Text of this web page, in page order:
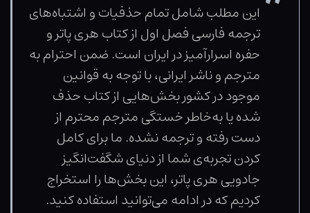
این مطلب شامل تمام حذفیات و اشتباه‌های
ترجمه فارسی فصل اول از کتاب هری پاتر و
حفره اسرارآمیز در ایران است. ضمن احترام به
مترجم و ناشر ایرانی، با توجه به قوانین
موجود در کشور بخش‌هایی از کتاب حذف
شده یا به‌خاطر خستگی مترجم محترم از
دست رفته و ترجمه نشده. ما برای کامل
کردن تجربه‌ی شما از دنیای شگفت‌انگیز
جادویی هری پاتر، این بخش‌ها را استخراج
کردیم که در ادامه می‌توانید استفاده کنید.